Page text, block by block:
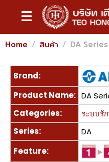
Home สินค้า DA Series
Brand:
Product Name: DA
Categories:
ระบบรั
Series:
DA
Feature: